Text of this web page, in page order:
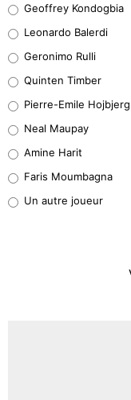
38%
32%
5%
1%
9%
Geoffrey Kondogbia
Leonardo Balerdi
Geronimo Rulli
Quinten Timber
Pierre-Emile Hojbjerg
Neal Maupay
Amine Harit
Faris Moumbagna
Un autre joueur